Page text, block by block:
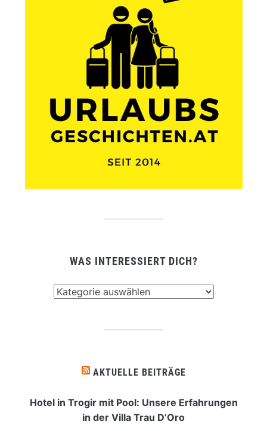
WAS INTERESSIERT DICH?
AKTUELLE BEITRÄGE
Hotel in Trogir mit Pool: Unsere Erfahrungen
in der Villa Trau D’Oro